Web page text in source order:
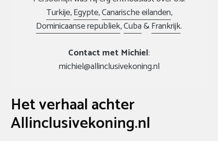
Turkije,Egypte,Canarische eilanden,
Dominicaanse republiek,Cuba&Frankrijk.
Contact met Michiel:
michiel@allinclusivekoning.nl
Het verhaal achter
Allinclusivekoning.nl